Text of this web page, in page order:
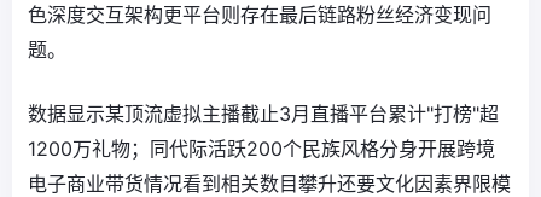
色深度交互架构更平台则存在最后链路粉丝经济变现问
题。
数据显示某顶流虚拟主播截止3月直播平台累计"打榜"超
1200万礼物；同代际活跃200个民族风格分身开展跨境
电子商业带货情况看到相关数目攀升还要文化因素界限模